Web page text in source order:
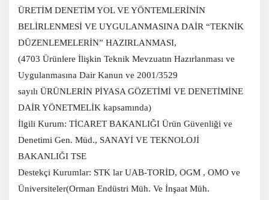
ÜRETİM DENETİM YOL VE YÖNTEMLERİNİN
BELİRLENMESİ VE UYGULANMASINA DAİR “TEKNİK
DÜZENLEMELERİN” HAZIRLANMASI,
(4703 Ürünlere İlişkin Teknik Mevzuatın Hazırlanması ve
Uygulanmasına Dair Kanun ve 2001/3529
sayılı ÜRÜNLERİN PİYASA GÖZETİMİ VE DENETİMİNE
DAİR YÖNETMELİK kapsamında)
İlgili Kurum: TİCARET BAKANLIĞI Ürün Güvenliği ve
Denetimi Gen. Müd., SANAYİ VE TEKNOLOJİ
BAKANLIĞI TSE
Destekçi Kurumlar: STK lar UAB-TORİD, OGM , OMO ve
Üniversiteler(Orman Endüstri Müh. Ve İnşaat Müh.